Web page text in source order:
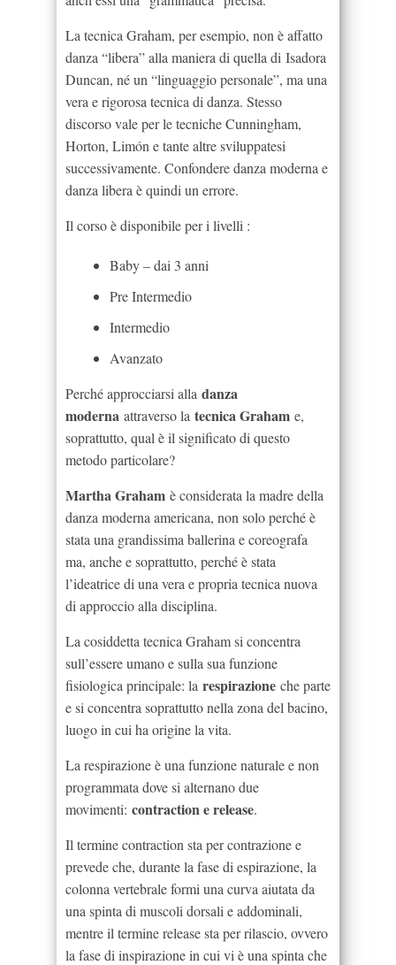
La tecnica Graham, per esempio, non è affatto
danza “libera” alla maniera di quella di Isadora
Duncan, né un “linguaggio personale”, ma una
vera e rigorosa tecnica di danza. Stesso
discorso vale per le tecniche Cunningham,
Horton, Limón e tante altre sviluppatesi
successivamente. Confondere danza moderna e
danza libera è quindi un errore.
Il corso è disponibile per i livelli :
Baby – dai 3 anni
Pre Intermedio
Intermedio
Avanzato
Perché approcciarsi alla danza
moderna attraverso la tecnica Graham e,
soprattutto, qual è il significato di questo
metodo particolare?
Martha Graham è considerata la madre della
danza moderna americana, non solo perché è
stata una grandissima ballerina e coreografa
ma, anche e soprattutto, perché è stata
l’ideatrice di una vera e propria tecnica nuova
di approccio alla disciplina.
La cosiddetta tecnica Graham si concentra
sull’essere umano e sulla sua funzione
fisiologica principale: la respirazione che parte
e si concentra soprattutto nella zona del bacino,
luogo in cui ha origine la vita.
La respirazione è una funzione naturale e non
programmata dove si alternano due
movimenti: contraction e release.
Il termine contraction sta per contrazione e
prevede che, durante la fase di espirazione, la
colonna vertebrale formi una curva aiutata da
una spinta di muscoli dorsali e addominali,
mentre il termine release sta per rilascio, ovvero
la fase di inspirazione in cui vi è una spinta che